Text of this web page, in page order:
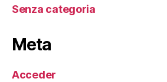
Senza categoria
Meta
Acceder